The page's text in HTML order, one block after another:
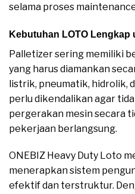
selama proses
Kebutuhan LOTO Lengkap
Palletizer sering memiliki
yang harus diamankan
listrik, pneumatik, hidrolik,
perlu dikendalikan agar
pergerakan mesin secara
pekerjaan berlangsung.
ONEBIZ Heavy Duty Loto
menerapkan sistem
efektif dan terstruktur.